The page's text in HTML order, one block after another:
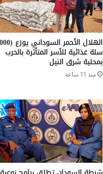
سلة غذائية للأسر المتأثرة بالحرب
بمحلية شرق النيل
منذ 11 ساعة